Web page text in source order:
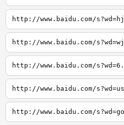
http://www.baidu.com/
http://www.baidu.com/
http://www.baidu.com/
http://www.baidu.com/
http://www.baidu.com/